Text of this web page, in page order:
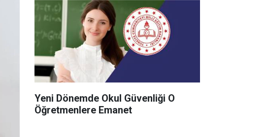
Yeni Dönemde Okul Güvenliği O
Öğretmenlere Emanet